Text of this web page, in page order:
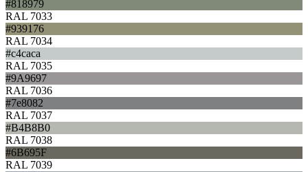
#818979
RAL 7033
#939176
RAL 7034
#c4caca
RAL 7035
#9A9697
RAL 7036
#7e8082
RAL 7037
#B4B8B0
RAL 7038
#6B695F
RAL 7039